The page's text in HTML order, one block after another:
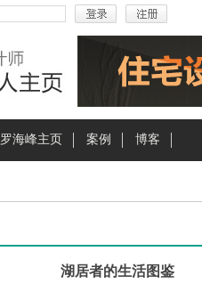
罗海峰主页 案例 博客
湖居者的生活图鉴